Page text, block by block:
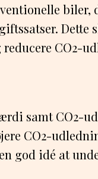
biler,
Dette
CO2-
samt CO2-
CO2-
god idé at